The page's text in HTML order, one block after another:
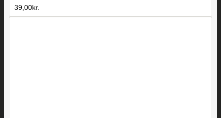
39,00kr.